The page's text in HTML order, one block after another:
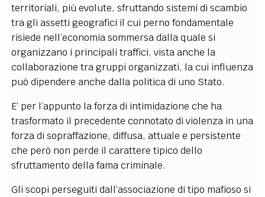
territoriali, più evolute, sfruttando sistemi di scambio
tra gli assetti geografici il cui perno fondamentale
risiede nell’economia sommersa dalla quale si
organizzano i principali traffici, vista anche la
collaborazione tra gruppi organizzati, la cui influenza
può dipendere anche dalla politica di uno Stato.
E’ per l’appunto la forza di intimidazione che ha
trasformato il precedente connotato di violenza in una
forza di sopraffazione, diffusa, attuale e persistente
che però non perde il carattere tipico dello
sfruttamento della fama criminale.
Gli scopi perseguiti dall’associazione di tipo mafioso si